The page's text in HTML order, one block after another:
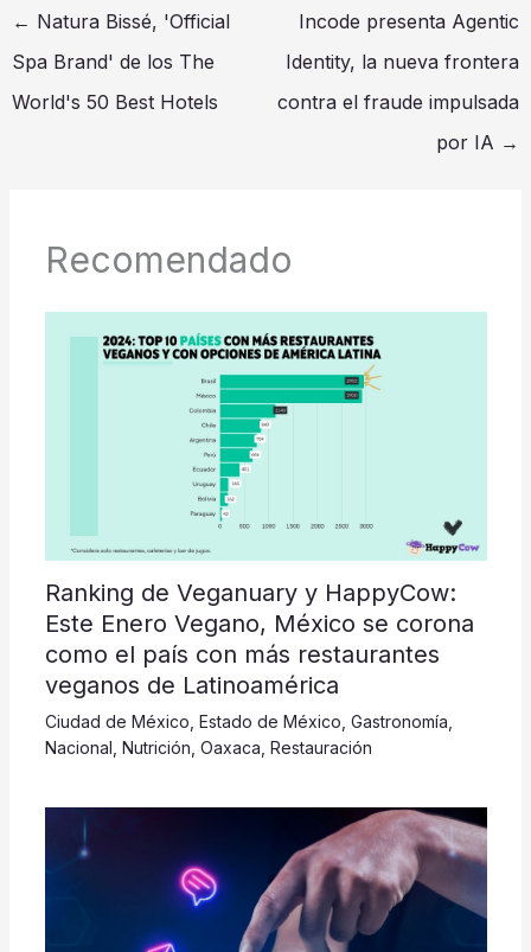
← Natura Bissé, 'Official
Spa Brand' de los The
World's 50 Best Hotels
Incode presenta Agentic
Identity, la nueva frontera
contra el fraude impulsada
por IA →
Recomendado
Ranking de Veganuary y HappyCow:
Este Enero Vegano, México se corona
como el país con más restaurantes
veganos de Latinoamérica
Ciudad de México Estado de México Gastronomía
Nacional Nutrición Oaxaca Restauración